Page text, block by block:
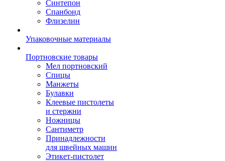
Синтепон
Спанбонд
Флизелин
Упаковочные материалы
Портновские товары
Мел портновский
Спицы
Манжеты
Булавки
Клеевые пистолеты
и стержни
Ножницы
Сантиметр
Принадлежности
для швейных машин
Этикет-пистолет